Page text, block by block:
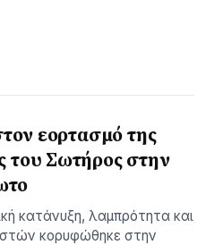
εορτασμό της
Σωτήρος στην
κατάνυξη, λαμπρότητα και
κορυφώθηκε στην